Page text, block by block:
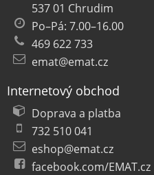
537 01 Chrudim
Po–Pá: 7.00–16.00
469 622 733
emat@emat.cz
Internetový obchod
Doprava a platba
732 510 041
eshop@emat.cz
facebook.com/EMAT.cz